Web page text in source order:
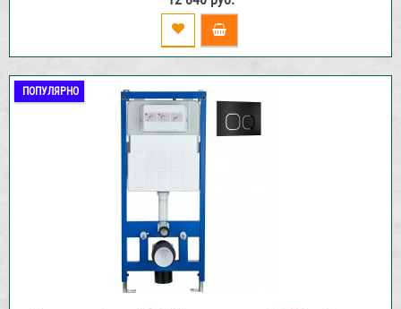
ПОПУЛЯРНО